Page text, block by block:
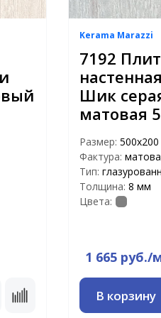
Kerama Marazzi
7192
Шик
матовая
Размер: 500х200
Фактура:
Тип:
Толщина: 8 мм
Цвета:
1 665 руб./
В корзину